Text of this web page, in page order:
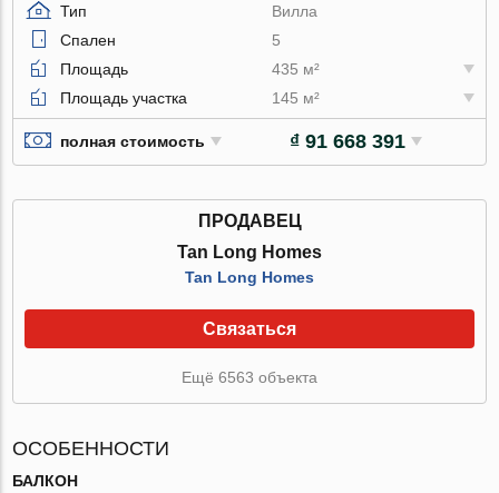
Тип
Вилла
Спален
5
Площадь
435 м²
Площадь участка
145 м²
полная стоимость ₫ 91 668 391
ПРОДАВЕЦ
Tan Long Homes
Tan Long Homes
Связаться
Ещё 6563 объекта
ОСОБЕННОСТИ
БАЛКОН